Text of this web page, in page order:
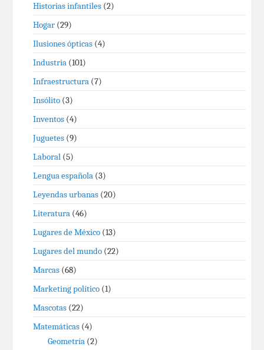
Historias infantiles (2)
Hogar (29)
Ilusiones ópticas (4)
Industria (101)
Infraestructura (7)
Insólito (3)
Inventos (4)
Juguetes (9)
Laboral (5)
Lengua española (3)
Leyendas urbanas (20)
Literatura (46)
Lugares de México (13)
Lugares del mundo (22)
Marcas (68)
Marketing político (1)
Mascotas (22)
Matemáticas (4)
Geometría (2)